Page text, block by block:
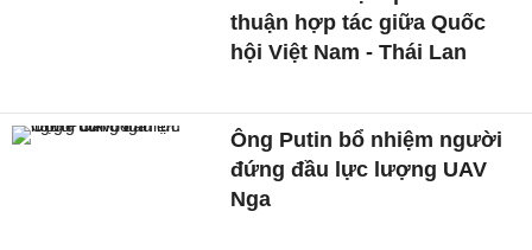
thuận hợp tác giữa Quốc
hội Việt Nam - Thái Lan
Ông Putin bổ nhiệm người
đứng đầu lực lượng UAV
Nga